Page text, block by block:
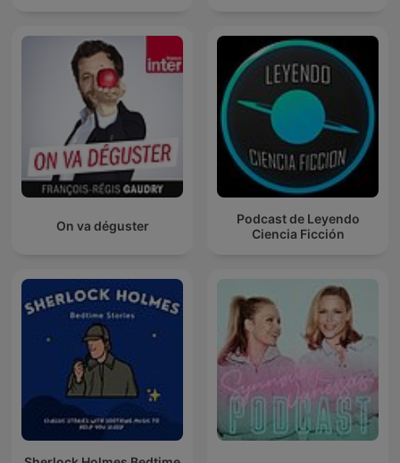
On va déguster
Podcast de Leyendo
Ciencia Ficción